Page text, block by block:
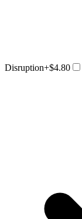
Disruption+$4.80